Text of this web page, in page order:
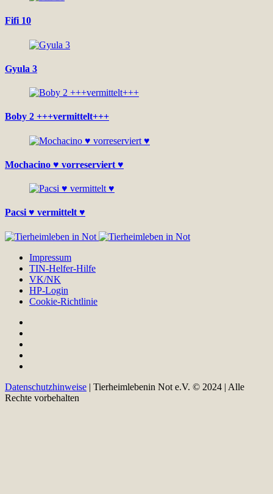
Fifi 10
Gyula 3
Boby 2 +++vermittelt+++
Mochacino ♥ vorreserviert ♥
Pacsi ♥ vermittelt ♥
Impressum
TIN-Helfer-Hilfe
VK/NK
HP-Login
Cookie-Richtlinie
Datenschutzhinweise | Tierheimlebenin Not e.V. © 2024 | Alle
Rechte vorbehalten